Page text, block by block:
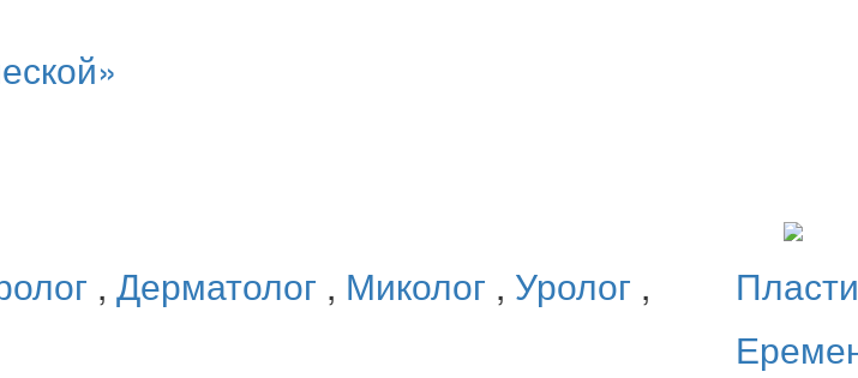
, Дерматолог , Миколог , Уролог ,